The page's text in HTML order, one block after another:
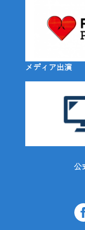
メディア出演
公